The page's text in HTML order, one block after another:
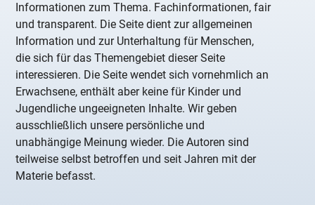
Informationen zum Thema. Fachinformationen, fair
und transparent. Die Seite dient zur allgemeinen
Information und zur Unterhaltung für Menschen,
die sich für das Themengebiet dieser Seite
interessieren. Die Seite wendet sich vornehmlich an
Erwachsene, enthält aber keine für Kinder und
Jugendliche ungeeigneten Inhalte. Wir geben
ausschließlich unsere persönliche und
unabhängige Meinung wieder. Die Autoren sind
teilweise selbst betroffen und seit Jahren mit der
Materie befasst.